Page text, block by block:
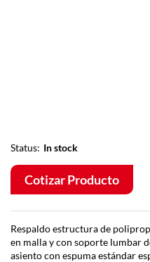
Status: In stock
Cotizar Producto
Respaldo estructura de
en malla y con soporte lumbar
asiento con espuma estándar